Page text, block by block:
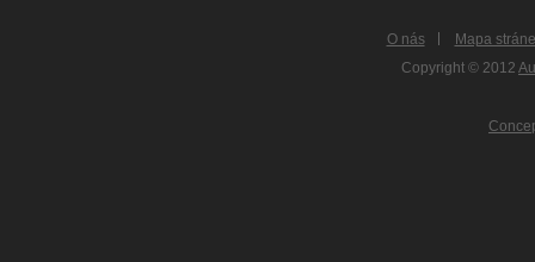
O nás
Mapa
Copyright © 2012